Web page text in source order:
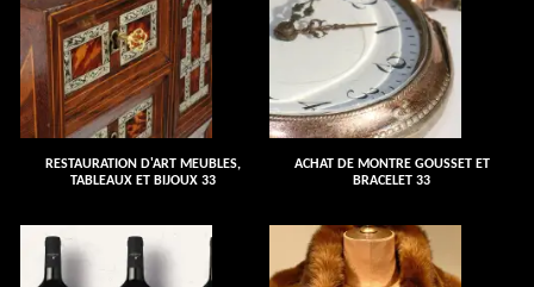
RESTAURATION D'ART MEUBLES,
TABLEAUX ET BIJOUX 33
ACHAT DE MONTRE GOUSSET ET
BRACELET 33